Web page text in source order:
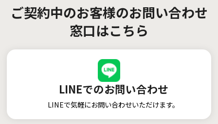
ご契約中のお客様のお問い合わせ
窓口はこちら
LINEでのお問い合わせ
LINEで気軽にお問い合わせいただけます。